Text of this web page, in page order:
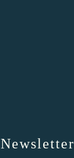
Newsletter